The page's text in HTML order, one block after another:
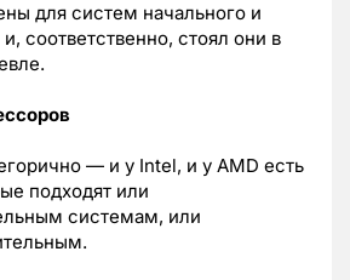
для систем начального и
соответственно, стоял они в
— и у Intel, и у AMD есть
подходят или
системам, или